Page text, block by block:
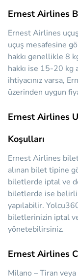
Ernest Airlines
Ernest Airlines
uçuş mesafesine
hakkı genellikle 8
hakkı ise 15-20 kg
ihtiyacınız varsa,
üzerinden uygun
Ernest Airlines
Koşulları
Ernest Airlines
alınan bilet tipine
biletlerde iptal ve
biletlerde ise belirli
yapılabilir.
biletlerinizin iptal
yönetebilirsiniz.
Ernest Airlines
Milano – Tiran